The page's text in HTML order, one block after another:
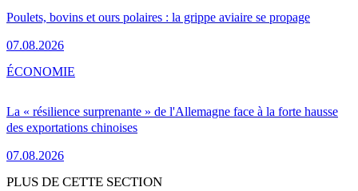
Poulets, bovins et ours polaires : la grippe aviaire se propage
07.08.2026
La « résilience surprenante » de l'Allemagne face à la forte hausse
des exportations chinoises
07.08.2026
ÉCONOMIE
PLUS DE CETTE SECTION